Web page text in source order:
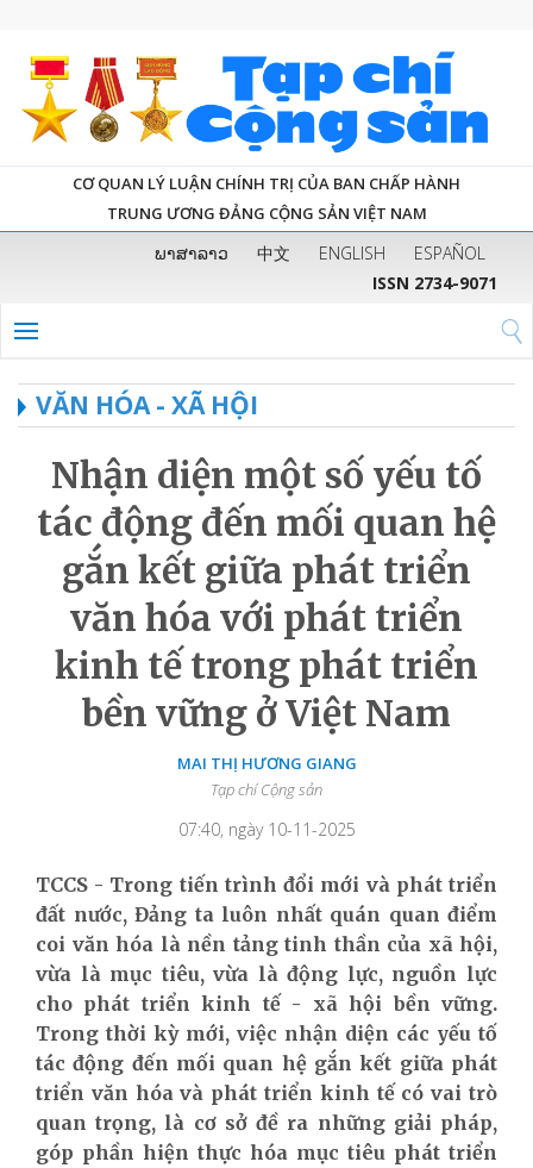
CƠ QUAN LÝ LUẬN CHÍNH TRỊ CỦA BAN CHẤP HÀNH
TRUNG ƯƠNG ĐẢNG CỘNG SẢN VIỆT NAM
ພາສາລາວ 中文 ENGLISH
ESPAÑOL
ISSN 2734-9071
VĂN HÓA - XÃ HỘI
Nhận diện một số yếu tố
tác động đến mối quan hệ
gắn kết giữa phát triển
văn hóa với phát triển
kinh tế trong phát triển
bền vững ở Việt Nam
MAI THỊ HƯƠNG GIANG
Tạp chí Cộng sản
07:40, ngày 10-11-2025
TCCS - Trong tiến trình đổi mới và phát triển
đất nước, Đảng ta luôn nhất quán quan điểm
coi văn hóa là nền tảng tinh thần của xã hội,
vừa là mục tiêu, vừa là động lực, nguồn lực
cho phát triển kinh tế - xã hội bền vững.
Trong thời kỳ mới, việc nhận diện các yếu tố
tác động đến mối quan hệ gắn kết giữa phát
triển văn hóa và phát triển kinh tế có vai trò
quan trọng, là cơ sở đề ra những giải pháp,
góp phần hiện thực hóa mục tiêu phát triển